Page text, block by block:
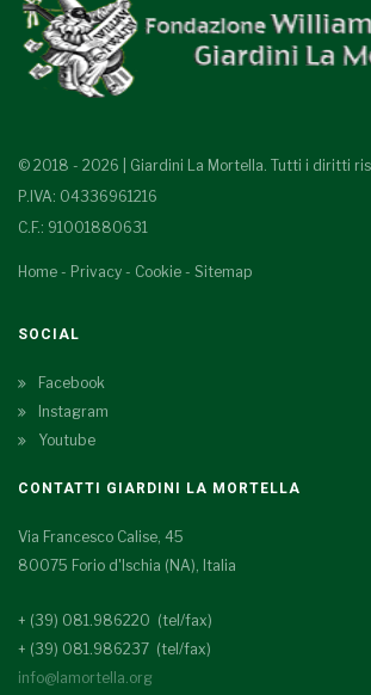
© 2018 - 2026 | Giardini La Mortella. Tutti i diritti
P.IVA: 04336961216
C.F.: 91001880631
Home - Privacy - Cookie - Sitemap
SOCIAL
Facebook
Instagram
Youtube
CONTATTI GIARDINI LA MORTELLA
Via Francesco Calise, 45
80075 Forio d'Ischia (NA), Italia
+ (39) 081.986220 (tel/fax)
+ (39) 081.986237 (tel/fax)
info@lamortella.org